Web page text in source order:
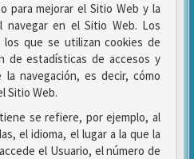
para mejorar el Sitio Web y la
navegar en el Sitio Web. Los
los que se utilizan cookies de
de estadísticas de accesos y
la navegación, es decir, cómo
Sitio Web.
se refiere, por ejemplo, al
el idioma, el lugar a la que la
el Usuario, el número de